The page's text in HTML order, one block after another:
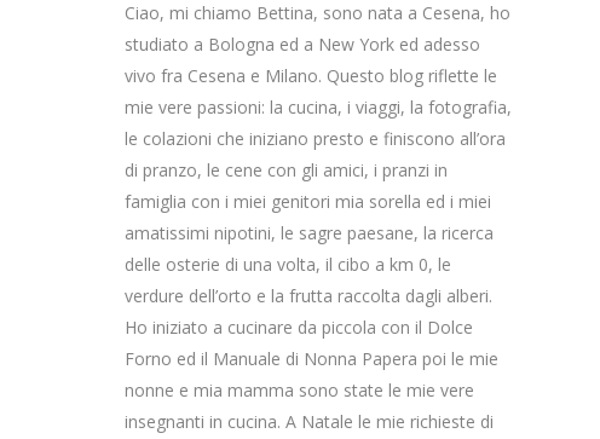
Ciao, mi chiamo Bettina, sono nata a Cesena, ho
studiato a Bologna ed a New York ed adesso
vivo fra Cesena e Milano. Questo blog riflette le
mie vere passioni: la cucina, i viaggi, la fotografia,
le colazioni che iniziano presto e finiscono all’ora
di pranzo, le cene con gli amici, i pranzi in
famiglia con i miei genitori mia sorella ed i miei
amatissimi nipotini, le sagre paesane, la ricerca
delle osterie di una volta, il cibo a km 0, le
verdure dell’orto e la frutta raccolta dagli alberi.
Ho iniziato a cucinare da piccola con il Dolce
Forno ed il Manuale di Nonna Papera poi le mie
nonne e mia mamma sono state le mie vere
insegnanti in cucina. A Natale le mie richieste di